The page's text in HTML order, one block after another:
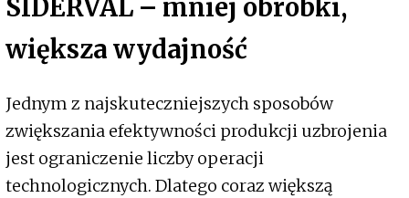
SIDERVAL – mniej obróbki,
większa wydajność
Jednym z najskuteczniejszych sposobów
zwiększania efektywności produkcji uzbrojenia
jest ograniczenie liczby operacji
technologicznych. Dlatego coraz większą